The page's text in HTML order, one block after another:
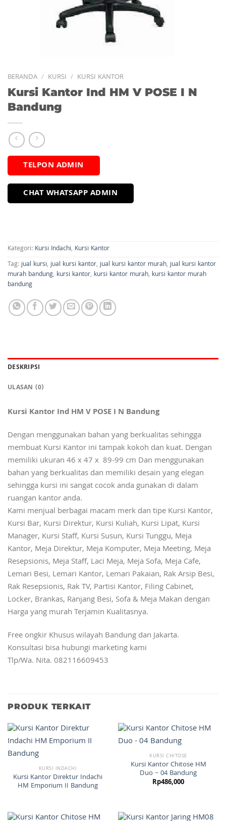
BERANDA / KURSI / KURSI KANTOR
Kursi Kantor Ind HM V POSE I N
Bandung
TELPON ADMIN
CHAT WHATSAPP ADMIN
Kategori: Kursi Indachi, Kursi Kantor
Tag:jual kursi,jual kursi kantor,jual kursi kantor murah,jual kursi kantor
murah bandung, kursi kantor, kursi kantor murah, kursi kantor murah
bandung
DESKRIPSI
ULASAN (0)
Kursi Kantor Ind HM V POSE I N Bandung
Dengan menggunakan bahan yang berkualitas sehingga
membuat Kursi Kantor ini tampak kokoh dan kuat. Dengan
memiliki ukuran 46 x 47 x 89-99 cm Dan menggunakan
bahan yang berkualitas dan memiliki desain yang elegan
sehingga kursi ini sangat cocok anda gunakan di dalam
ruangan kantor anda.
Kami menjual berbagai macam merk dan tipe Kursi Kantor,
Kursi Bar, Kursi Direktur, Kursi Kuliah, Kursi Lipat, Kursi
Manager, Kursi Staff, Kursi Susun, Kursi Tunggu, Meja
Kantor, Meja Direktur, Meja Komputer, Meja Meeting, Meja
Resepsionis, Meja Staff, Laci Meja, Meja Sofa, Meja Cafe,
Lemari Besi, Lemari Kantor, Lemari Pakaian, Rak Arsip Besi,
Rak Resepsionis, Rak TV, Partisi Kantor, Filing Cabinet,
Locker, Brankas, Ranjang Besi, Sofa & Meja Makan dengan
Harga yang murah Terjamin Kualitasnya.
Free ongkir Khusus wilayah Bandung dan Jakarta.
Konsultasi bisa hubungi marketing kami
Tlp/Wa. Nita. 082116609453
PRODUK TERKAIT
KURSI INDACHI
Kursi Kantor Direktur Indachi
HM Emporium II Bandung
KURSI CHITOSE
Kursi Kantor Chitose HM
Duo – 04 Bandung
Rp486,000